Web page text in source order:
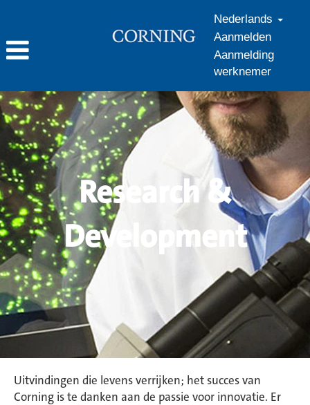
Nederlands
Aanmelden
Aanmelding
werknemer
Research
&
Development_nl_NL
Research &
Development
Uitvindingen die levens verrijken; het succes van
Corning is te danken aan de passie voor innovatie. Er